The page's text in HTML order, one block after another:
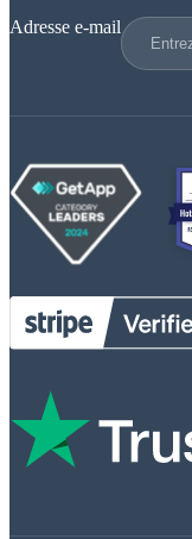
Adresse e-mail